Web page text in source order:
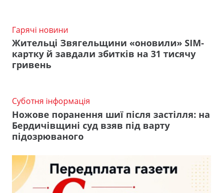
Гарячі новини
Жительці Звягельщини «оновили» SIM-
картку й завдали збитків на 31 тисячу
гривень
Суботня інформація
Ножове поранення шиї після застілля: на
Бердичівщині суд взяв під варту
підозрюваного